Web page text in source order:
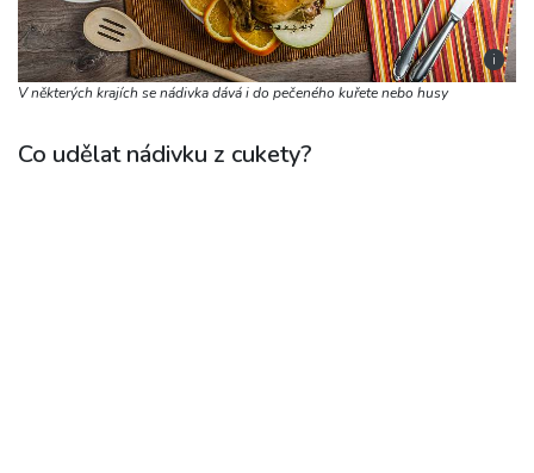
i
V některých krajích se nádivka dává i do pečeného kuřete nebo husy
Co udělat nádivku z cukety?